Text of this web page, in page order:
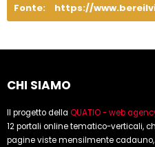
Fonte: https://
CHI SIAMO
Il progetto della QUATIO - web
12 portali online tematico-verticali,
pagine viste mensilmente